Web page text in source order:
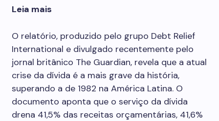
Leia mais
O relatório, produzido pelo grupo Debt Relief
International e divulgado recentemente pelo
jornal britânico The Guardian, revela que a atual
crise da dívida é a mais grave da história,
superando a de 1982 na América Latina. O
documento aponta que o serviço da dívida
drena 41,5% das receitas orçamentárias, 41,6%